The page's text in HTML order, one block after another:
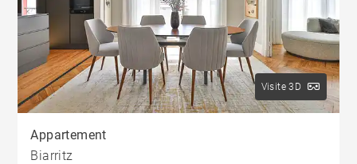
Visite 3D
Appartement
Biarritz